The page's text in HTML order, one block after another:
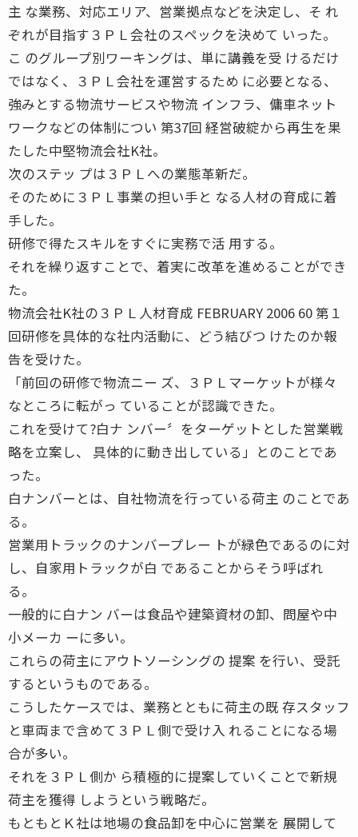
主 な業務、対応エリア、営業拠点などを決定し、そ れ
ぞれが目指す３ＰＬ会社のスペックを決めて いった。
こ のグループ別ワーキングは、単に講義を受 けるだけ
ではなく、３ＰＬ会社を運営するため に必要となる、
強みとする物流サービスや物流 インフラ、傭車ネット
ワークなどの体制につい 第37回 経営破綻から再生を果
たした中堅物流会社K社。
次のステッ プは３ＰＬへの業態革新だ。
そのために３ＰＬ事業の担い手と なる人材の育成に着
手した。
研修で得たスキルをすぐに実務で活 用する。
それを繰り返すことで、着実に改革を進めることができ
た。
物流会社K社の３ＰＬ人材育成 FEBRUARY 2006 60 第１
回研修を具体的な社内活動に、どう結びつ けたのか報
告を受けた。
「前回の研修で物流ニー ズ、３ＰＬマーケットが様々
なところに転がっ ていることが認識できた。
これを受けて?白ナ ンバー〞をターゲットとした営業戦
略を立案し、 具体的に動き出している」とのことであ
った。
白ナンバーとは、自社物流を行っている荷主 のことであ
る。
営業用トラックのナンバープレー トが緑色であるのに対
し、自家用トラックが白 であることからそう呼ばれ
る。
一般的に白ナン バーは食品や建築資材の卸、問屋や中
小メーカ ーに多い。
これらの荷主にアウトソーシングの 提案 を行い、受託
するというものである。
こうしたケースでは、業務とともに荷主の既 存スタッフ
と車両まで含めて３ＰＬ側で受け入 れることになる場
合が多い。
それを３ＰＬ側か ら積極的に提案していくことで新規
荷主を獲得 しようという戦略だ。
もともとＫ社は地場の食品卸を中心に営業を 展開して